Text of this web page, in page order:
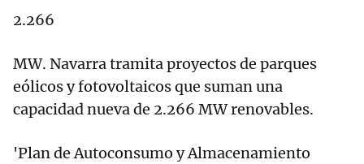
2.266
MW. Navarra tramita proyectos de parques
eólicos y fotovoltaicos que suman una
capacidad nueva de 2.266 MW renovables.
'Plan de Autoconsumo y Almacenamiento